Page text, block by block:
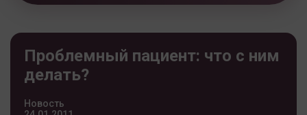
Проблемный пациент: что с ним
делать?
Новость